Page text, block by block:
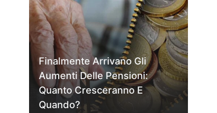
Finalmente Arrivano Gli
Aumenti Delle Pensioni:
Quanto Cresceranno E
Quando?